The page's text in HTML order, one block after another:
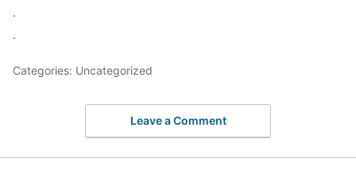
.
.
Categories: Uncategorized
Leave a Comment